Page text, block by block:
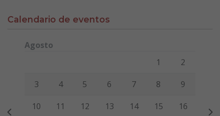
Calendario de eventos
Agosto
Viernes Sábado
1 2
3 4 5 6 7 8 9
10 11 12 13 14 15 16